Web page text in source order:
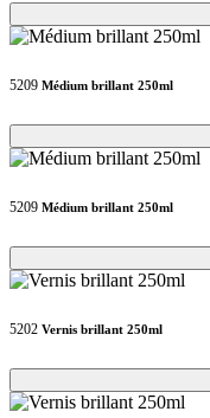
Loading...
Loading...
5209 Médium brillant 250ml
Loading...
Loading...
5209 Médium brillant 250ml
Loading...
Loading...
5202 Vernis brillant 250ml
Loading...
Loading...